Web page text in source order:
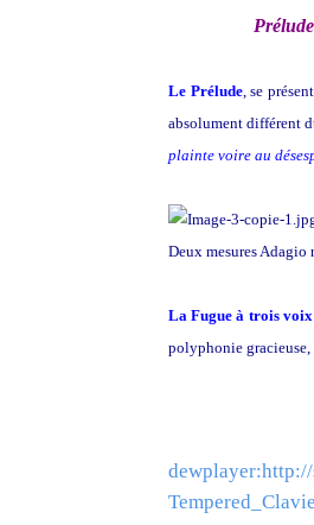
Prélude et
Le Prélude, se
absolument différent
plainte voire au
Deux mesures Adagio
La Fugue à trois voix
polyphonie gracieuse,